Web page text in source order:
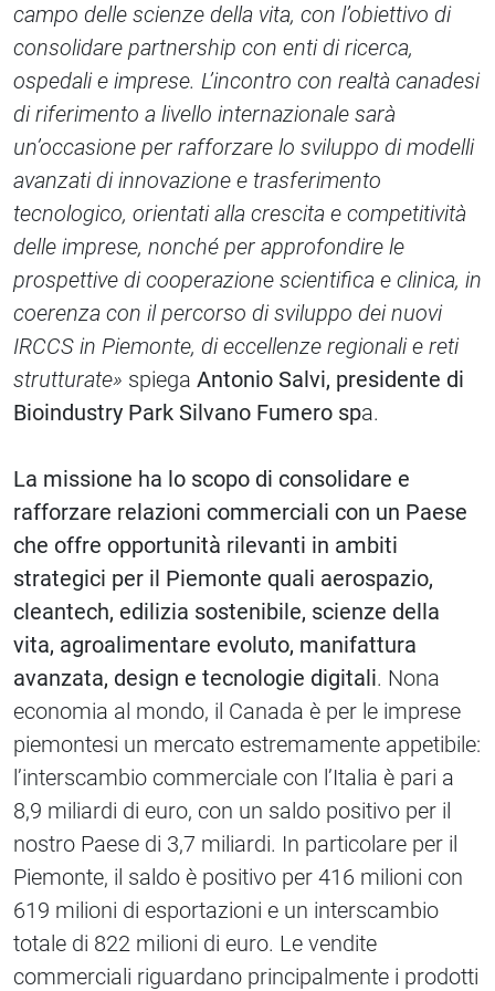
campo delle scienze della vita, con l’obiettivo di
consolidare partnership con enti di ricerca,
ospedali e imprese. L’incontro con realtà canadesi
di riferimento a livello internazionale sarà
un’occasione per rafforzare lo sviluppo di modelli
avanzati di innovazione e trasferimento
tecnologico, orientati alla crescita e competitività
delle imprese, nonché per approfondire le
prospettive di cooperazione scientifica e clinica, in
coerenza con il percorso di sviluppo dei nuovi
IRCCS in Piemonte, di eccellenze regionali e reti
strutturate» spiega Antonio Salvi, presidente di
Bioindustry Park Silvano Fumero spa.
La missione ha lo scopo di consolidare e
rafforzare relazioni commerciali con un Paese
che offre opportunità rilevanti in ambiti
strategici per il Piemonte quali aerospazio,
cleantech, edilizia sostenibile, scienze della
vita, agroalimentare evoluto, manifattura
avanzata, design e tecnologie digitali. Nona
economia al mondo, il Canada è per le imprese
piemontesi un mercato estremamente appetibile:
l’interscambio commerciale con l’Italia è pari a
8,9 miliardi di euro, con un saldo positivo per il
nostro Paese di 3,7 miliardi. In particolare per il
Piemonte, il saldo è positivo per 416 milioni con
619 milioni di esportazioni e un interscambio
totale di 822 milioni di euro. Le vendite
commerciali riguardano principalmente i prodotti